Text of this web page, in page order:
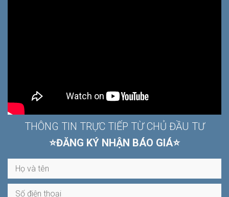
THÔNG TIN TRỰC TIẾP TỪ CHỦ ĐẦU TƯ
⭐ĐĂNG KÝ NHẬN BÁO GIÁ⭐